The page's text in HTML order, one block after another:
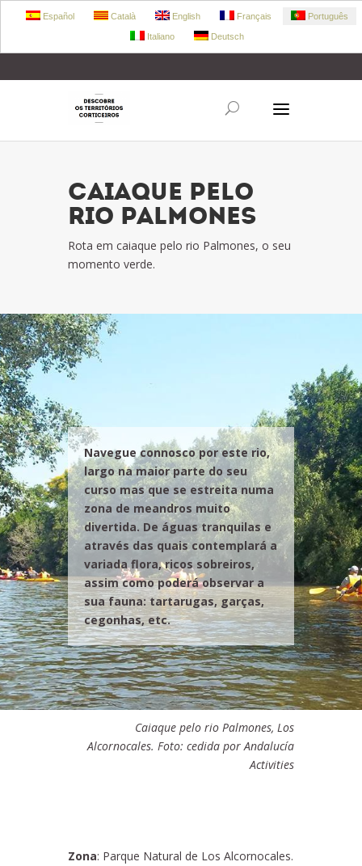
CAIAQUE PELO
RIO PALMONES
Rota em caiaque pelo rio Palmones, o seu
momento verde.
Navegue connosco por este rio,
largo na maior parte do seu
curso mas que se estreita numa
zona de meandros muito
divertida. De águas tranquilas e
através das quais contemplará a
variada flora, ricos sobreiros,
assim como poderá observar a
sua fauna: tartarugas, garças,
cegonhas, etc.
Caiaque pelo rio Palmones, Los
Alcornocales. Foto: cedida por Andalucía
Activities
Zona: Parque Natural de Los Alcornocales.
Español Català English Français Português
Italiano Deutsch